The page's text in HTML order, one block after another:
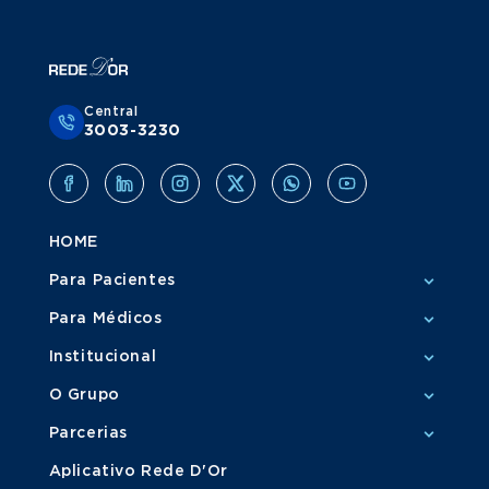
Central
3003-3230
HOME
Para Pacientes
Para Médicos
Institucional
O Grupo
Parcerias
Aplicativo Rede D'Or